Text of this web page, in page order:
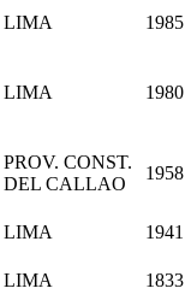
LIMA
LIMA
PROV. CONST.
DEL CALLAO
LIMA
LIMA